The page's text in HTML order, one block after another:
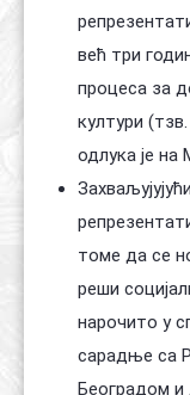
већ три
процеса за
култури
одлука је на
томе да се
реши
нарочито у
сарадње са
Београдом и